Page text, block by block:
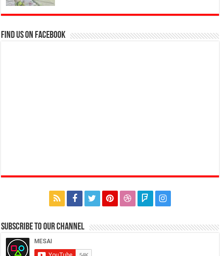
Find us on Facebook
Subscribe to our Channel